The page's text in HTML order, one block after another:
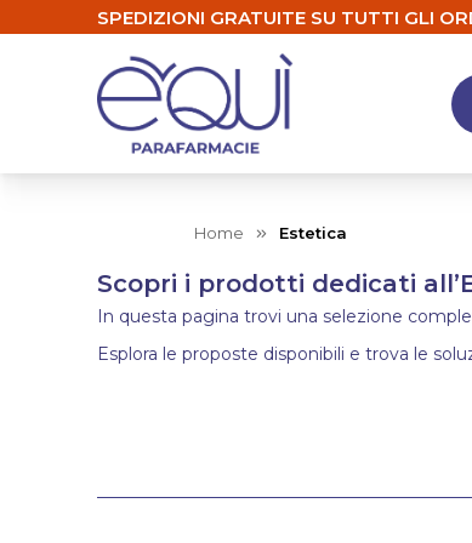
SPEDIZIONI GRATUITE SU TUTTI GLI
Home Estetica
Scopri i prodotti dedicati
In questa pagina trovi una selezione
Esplora le proposte disponibili e trova le